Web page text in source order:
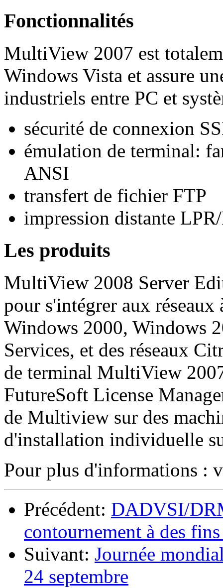
Fonctionnalités
MultiView 2007 est
Windows Vista et assure
industriels entre PC et
sécurité de connexion
émulation de terminal:
ANSI
transfert de fichier FTP
impression distante
Les produits
MultiView 2008 Server
pour s'intégrer aux
Windows 2000, Windows
Services, et des réseaux
de terminal MultiView
FutureSoft License
de Multiview sur des
d'installation individuelle
Pour plus d'informations :
Précédent: DADVSI/
contournement à des
Suivant: Journée
24 septembre